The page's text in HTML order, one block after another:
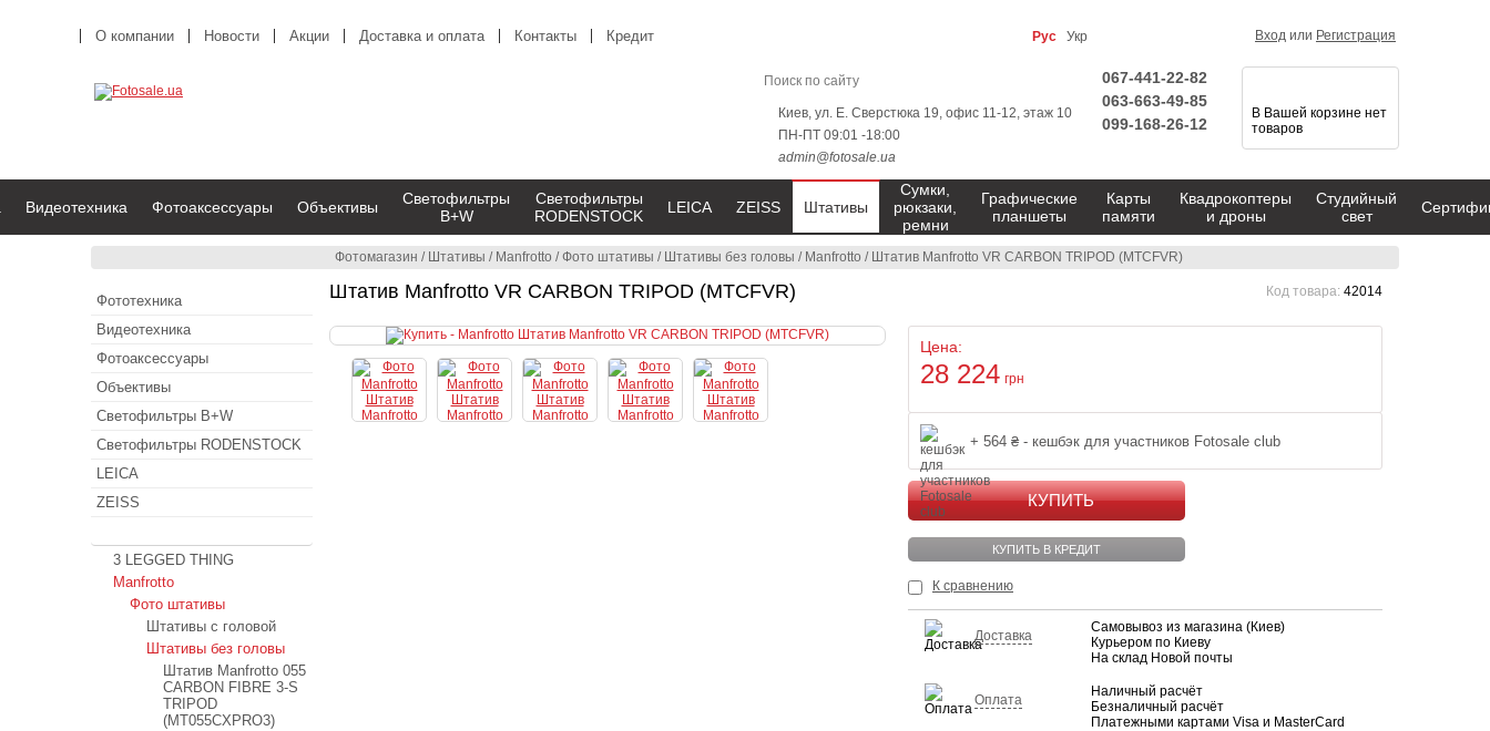
Фотомагазин / Штативы / Manfrotto /Фото штативы / Штативы без головы / Manfrotto / Штатив Manfrotto VR CARBON TRIPOD (MTCFVR)
Штатив Manfrotto VR CARBON TRIPOD (MTCFVR) Код товара: 42014
Цена:
28 224 грн
+ 564 ₴ - кешбэк для участников Fotosale club
КУПИТЬ
КУПИТЬ В КРЕДИТ
К сравнению
Доставка
Самовывоз из магазина (Киев)
Курьером по Киеву
На склад Новой почты
Оплата
Наличный расчёт
Безналичный расчёт
Платежными картами Visa и MasterCard
О компании Новости Акции Доставка и оплата Контакты Кредит Рус Укр Вход или Регистрация
Киев, ул. Е. Сверстюка 19, офис 11-12, этаж 10
ПН-ПТ 09:01 -18:00
admin@fotosale.ua
067-441-22-82
063-663-49-85
099-168-26-12
В Вашей корзине нет
товаров
Видеотехника Фотоаксессуары Объективы
Светофильтры
B+W
Светофильтры
RODENSTOCK
LEICA ZEISS Штативы
Сумки,
рюкзаки,
ремни
Графические
планшеты
Карты
памяти
Квадрокоптеры
и дроны
Студийный
свет
Фототехника
Видеотехника
Фотоаксессуары
Объективы
Светофильтры B+W
Светофильтры RODENSTOCK
LEICA
ZEISS
3 LEGGED THING
Manfrotto
Фото штативы
Штативы с головой
Штативы без головы
Штатив Manfrotto 055
CARBON FIBRE 3-S
TRIPOD
(MT055CXPRO3)